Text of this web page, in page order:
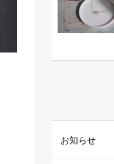
お知らせ